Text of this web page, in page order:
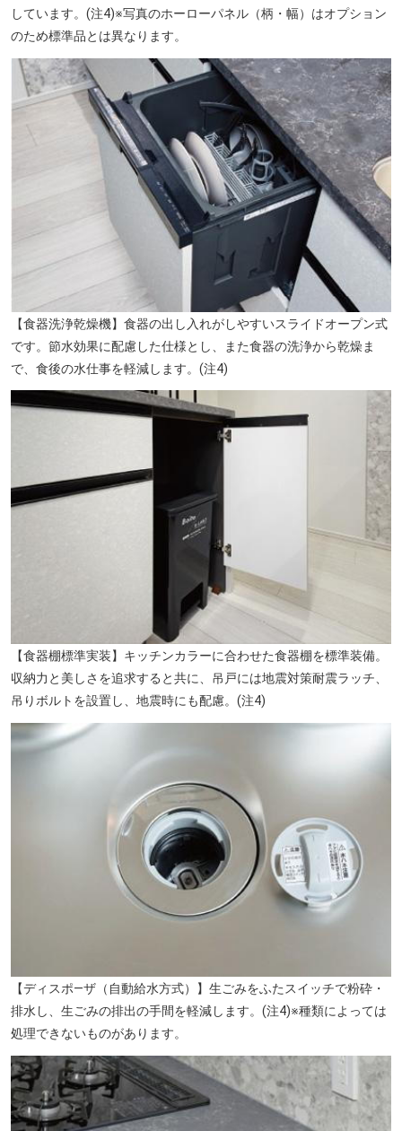
フィールドアスレチック横浜つくし野コース（徒歩19分／約1500m）
ニトリ南町田店（徒歩6分／約450m）
ヤマダデンキ テックランド大和店（徒歩22分／約1700m）
南町田病院（徒歩13分／約1040m）
しています。(注4)※写真のホーローパネル（柄・幅）はオプション
のため標準品とは異なります。
【食器洗浄乾燥機】食器の出し入れがしやすいスライドオープン式
です。節水効果に配慮した仕様とし、また食器の洗浄から乾燥ま
で、食後の水仕事を軽減します。(注4)
【食器棚標準実装】キッチンカラーに合わせた食器棚を標準装備。
収納力と美しさを追求すると共に、吊戸には地震対策耐震ラッチ、
吊りボルトを設置し、地震時にも配慮。(注4)
【ディスポ―ザ（自動給水方式）】生ごみをふたスイッチで粉砕・
排水し、生ごみの排出の手間を軽減します。(注4)※種類によっては
処理できないものがあります。